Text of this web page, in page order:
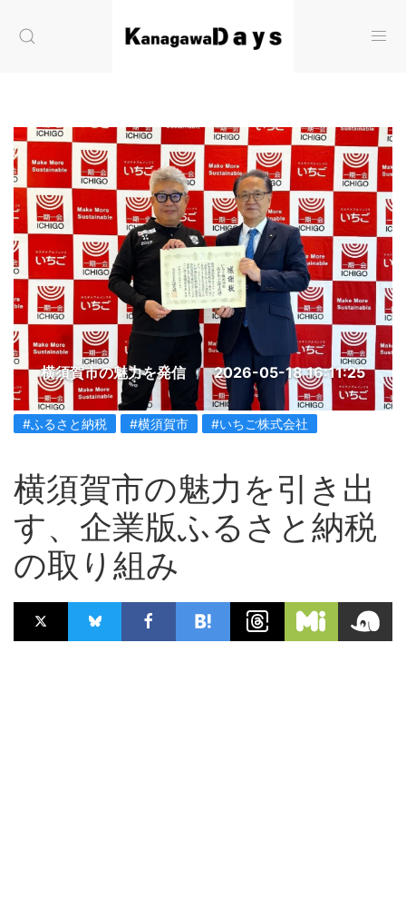
横須賀市の魅力を発信 2026-05-18 16:11:25
#ふるさと納税 #横須賀市 #いちご株式会社
横須賀市の魅力を引き出
す、企業版ふるさと納税
の取り組み